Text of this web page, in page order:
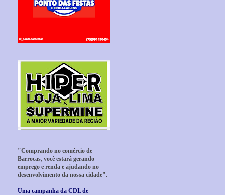
"Comprando no comércio de
Barrocas, você estará gerando
emprego e renda e ajudando no
desenvolvimento da nossa cidade".
Uma campanha da CDL de